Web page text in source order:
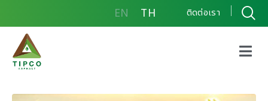
EN TH ติดต่อเรา
โครงการป้องกันและช่วย
เหลือสถานการณ์แพร่
ระบาดของโควิด-19